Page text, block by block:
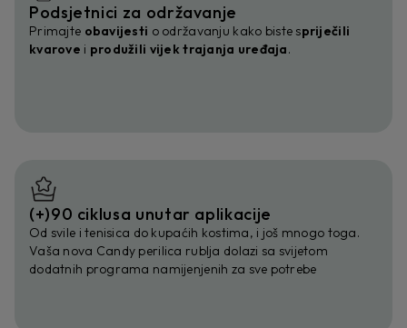
Podsjetnici za održavanje
Primajte obavijesti o održavanju kako biste spriječili
kvarove i produžili vijek trajanja uređaja.
(+)90 ciklusa unutar aplikacije
Od svile i tenisica do kupaćih kostima, i još mnogo toga.
Vaša nova Candy perilica rublja dolazi sa svijetom
dodatnih programa namijenjenih za sve potrebe